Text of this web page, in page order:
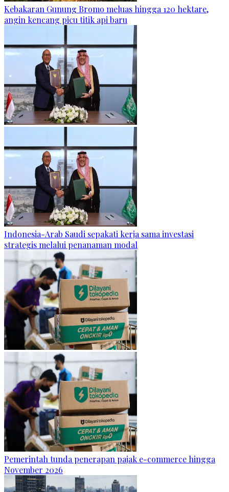
Kebakaran Gunung Bromo meluas hingga 120 hektare,
angin kencang picu titik api baru
Indonesia-Arab Saudi sepakati kerja sama investasi
strategis melalui penanaman modal
Pemerintah tunda penerapan pajak e-commerce hingga
November 2026